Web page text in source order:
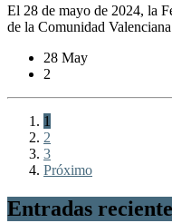
El 28 de mayo de 2024, la
de la Comunidad
28 May
2
1
2
3
Próximo
Entradas